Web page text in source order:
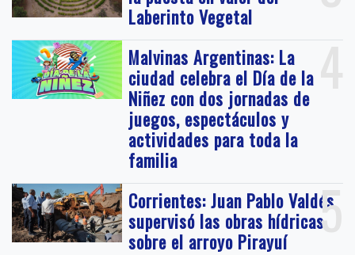
Laberinto Vegetal
4
Malvinas Argentinas: La
ciudad celebra el Día de la
Niñez con dos jornadas de
juegos, espectáculos y
actividades para toda la
familia
5
Corrientes: Juan Pablo Valdés
supervisó las obras hídricas
sobre el arroyo Pirayuí